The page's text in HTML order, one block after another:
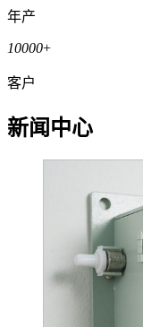
年产
10000+
客户
新闻中心